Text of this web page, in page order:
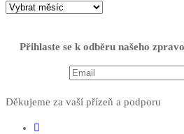
Přihlaste se k odběru našeho
Děkujeme za vaší přízeň a podporu